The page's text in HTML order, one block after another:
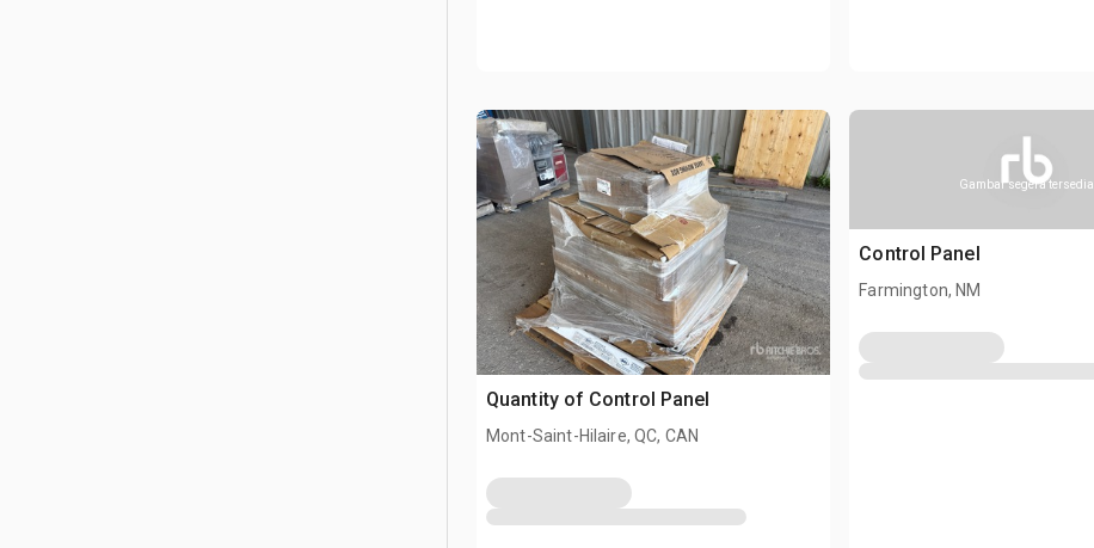
Quantity of Control Panel
Mont-Saint-Hilaire, QC, CAN
Gambar segera tersedia
Control Panel
Farmington, NM